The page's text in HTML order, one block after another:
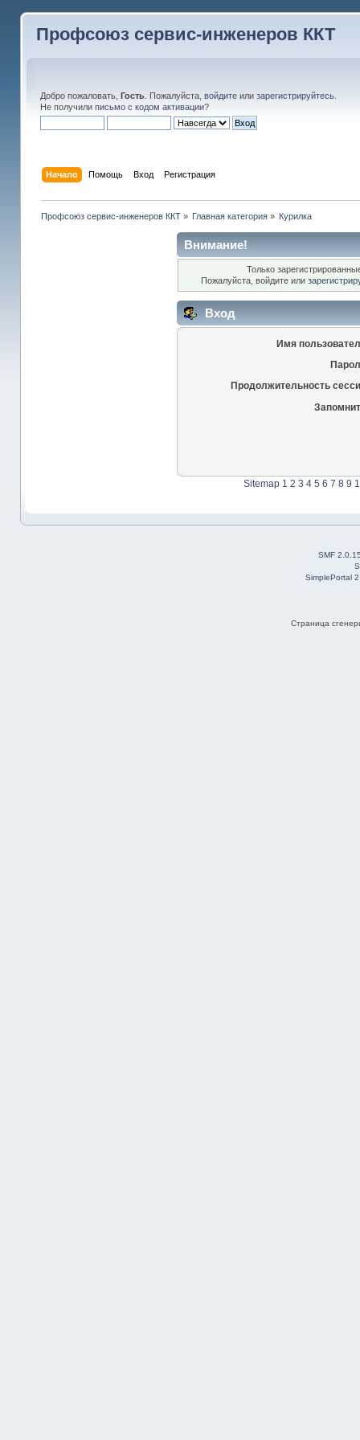
Профсоюз сервис-инженеров ККТ
Добро пожаловать, Гость. Пожалуйста, войдитеили зарегистрируйтесь.
Не получили письмо с кодом активации?
Начало Помощь Вход Регистрация
Профсоюз сервис-инженеров ККТ» Главная категория » Курилка
Внимание!
Только
Пожалуйста, войдите или
Вход
Имя
Продолжительность
Sitemap 1 2 3 4 5 6 7 8 9
SMF
SimplePortal
Страница